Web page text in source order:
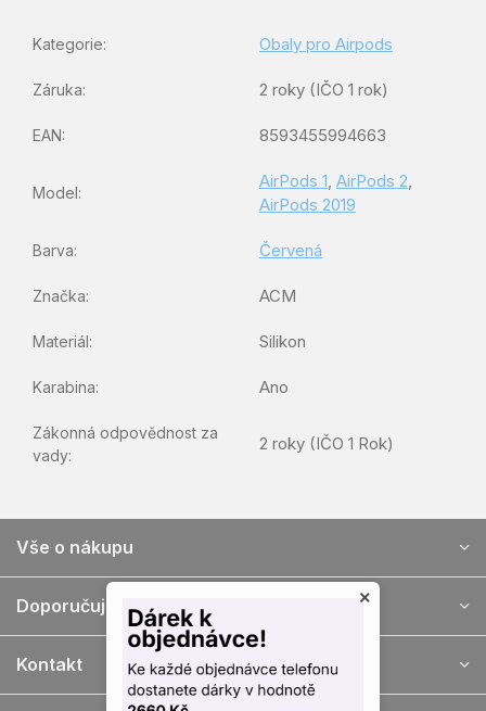
Kategorie: Obaly pro Airpods
Záruka: 2 roky (IČO 1 rok)
EAN: 8593455994663
Model:
AirPods 1 AirPods 2
AirPods 2019
Barva: Červená
Značka: ACM
Materiál: Silikon
Karabina: Ano
Zákonná odpovědnost za
vady:
2 roky (IČO 1 Rok)
p
Vše o nákupu
Doporučujeme
Kontakt
×